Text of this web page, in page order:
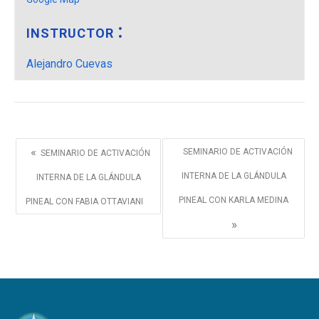
INSTRUCTOR
Alejandro Cuevas
« SEMINARIO DE ACTIVACIÓN
INTERNA DE LA GLÁNDULA
PINEAL CON FABIA OTTAVIANI
SEMINARIO DE ACTIVACIÓN
INTERNA DE LA GLÁNDULA
PINEAL CON KARLA MEDINA
»